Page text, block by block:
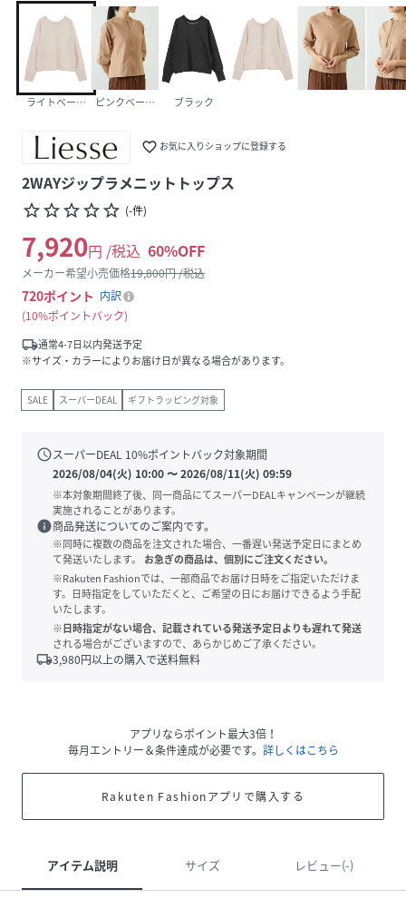
ライトベージュ ピンクベージュ ブラック
favorite_border お気に入りショップに登録する
2WAYジップラメニットトップス
star_borderstar_borderstar_borderstar_borderstar_border (-件)
7,920円 /税込 60%OFF
メーカー希望小売価格19,800円 /税込
720ポイント 内訳
10%ポイントバック
local_shipping通常4-7日以内発送予定
※サイズ・カラーによりお届け日が異なる場合があります。
SALE スーパーDEAL ギフトラッピング対象
scheduleスーパーDEAL 10%ポイントバック対象期間
2026/08/04(火) 10:00〜2026/08/11(火) 09:59
※本対象期間終了後、同一商品にてスーパーDEALキャンペーンが継続
実施されることがあります。
info商品発送についてのご案内です。
※同時に複数の商品を注文された場合、一番遅い発送予定日にまとめ
て発送いたします。
お急ぎの商品は、個別にご注文ください。
※Rakuten Fashionでは、一部商品でお届け日時をご指定いただけま
す。日時指定をしていただくと、ご希望の日にお届けできるよう手配
いたします。
※日時指定がない場合、記載されている発送予定日よりも遅れて発送
される場合がございますので、あらかじめご了承ください。
local_shipping3,980円以上の購入で送料無料
アプリならポイント最大3倍！
毎月エントリー＆条件達成が必要です。 詳しくはこちら
Rakuten Fashionアプリで購入する
アイテム説明 サイズ レビュー(-)